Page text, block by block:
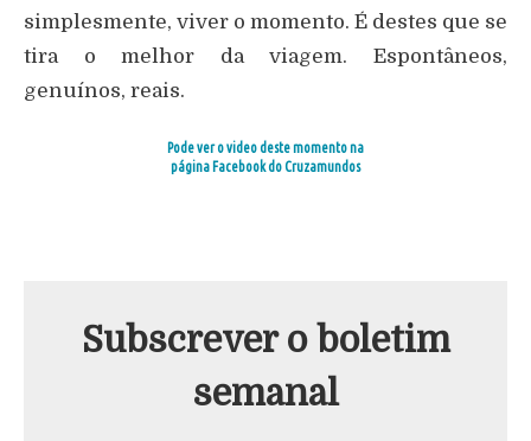
simplesmente, viver o momento. É destes que se
tira o melhor da viagem. Espontâneos,
genuínos, reais.
Pode ver o video deste momento na
página Facebook do Cruzamundos
Subscrever o boletim
semanal